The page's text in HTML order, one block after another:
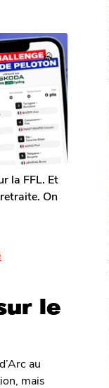
la FFL. Et
On
le
au
mais